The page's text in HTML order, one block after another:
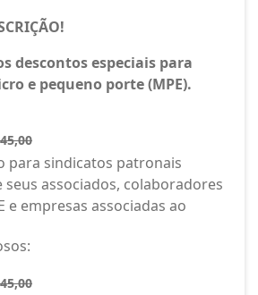
descontos especiais para
e pequeno porte (MPE).
para sindicatos patronais
seus associados, colaboradores
e empresas associadas ao